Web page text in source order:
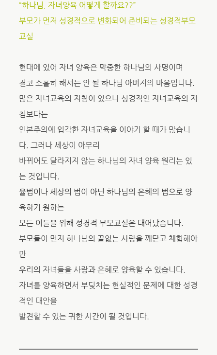
“하나님, 자녀양육 어떻게 할까요??”
부모가 먼저 성경적으로 변화되어 준비되는 성경적부모
교실
현대에 있어 자녀 양육은 막중한 하나님의 사명이며
결코 소홀히 해서는 안 될 하나님 아버지의 마음입니다.
많은 자녀교육의 지침이 있으나 성경적인 자녀교육의 지
침보다는
인본주의에 입각한 자녀교육을 이야기 할 때가 많습니
다. 그러나 세상이 아무리
바뀌어도 달라지지 않는 하나님의 자녀 양육 원리는 있
는 것입니다.
율법이나 세상의 법이 아닌 하나님의 은혜의 법으로 양
육하기 원하는
모든 이들을 위해 성경적 부모교실은 태어났습니다.
부모들이 먼저 하나님의 끝없는 사랑을 깨닫고 체험해야
만
우리의 자녀들을 사랑과 은혜로 양육할 수 있습니다.
자녀를 양육하면서 부딪치는 현실적인 문제에 대한 성경
적인 대안을
발견할 수 있는 귀한 시간이 될 것입니다.